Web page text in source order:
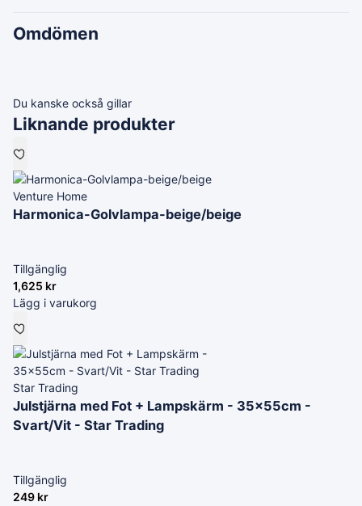
Omdömen
Du kanske också gillar
Liknande produkter
Venture Home
Harmonica-Golvlampa-beige/beige
Tillgänglig
1,625 kr
Lägg i varukorg
Star Trading
Julstjärna med Fot + Lampskärm - 35x55cm -
Svart/Vit - Star Trading
Tillgänglig
249 kr